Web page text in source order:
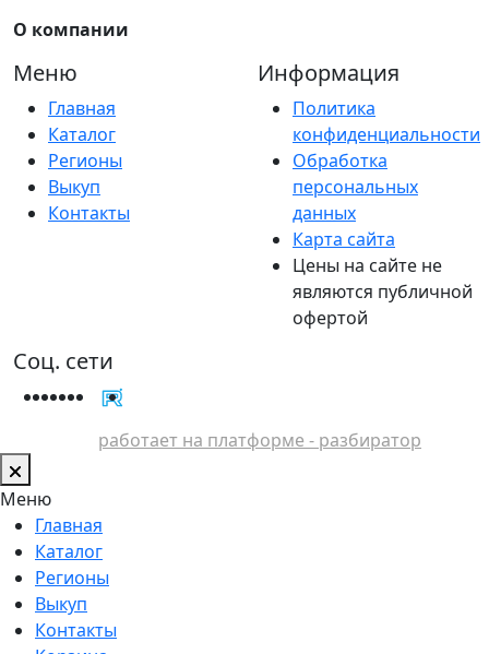
О компании
Меню
Главная
Каталог
Регионы
Выкуп
Контакты
Информация
Политика
конфиденциальности
Обработка
персональных
данных
Карта сайта
Цены на сайте не
являются публичной
офертой
Соц. сети
работает на платформе - разбиратор
Меню
Главная
Каталог
Регионы
Выкуп
Контакты